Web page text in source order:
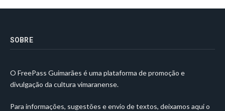
SOBRE
O FreePass Guimarães é uma plataforma de promoção e
divulgação da cultura vimaranense.
Para informações, sugestões e envio de textos, deixamos aqui o